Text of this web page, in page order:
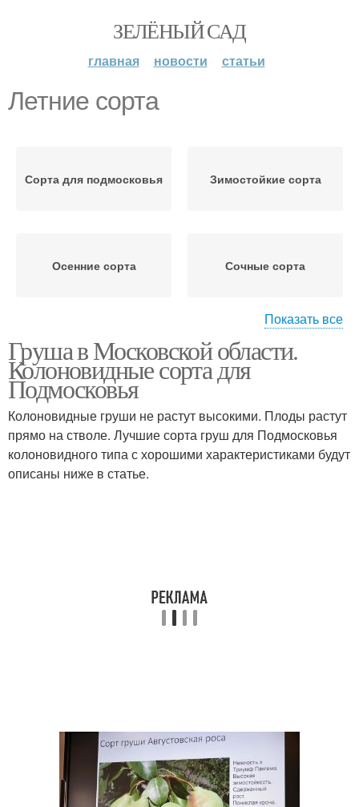
ЗЕЛЁНЫЙ САД
главная новости статьи
Летние сорта
Сорта для подмосковья Зимостойкие сорта
Осенние сорта Сочные сорта
Вкусные сорта Иммунные сорта
Поздние сорта Ранние сорта
Показать все
Груша в Московской области.
Колоновидные сорта для
Подмосковья
Колоновидные груши не растут высокими. Плоды растут
прямо на стволе. Лучшие сорта груш для Подмосковья
колоновидного типа с хорошими характеристиками будут
описаны ниже в статье.